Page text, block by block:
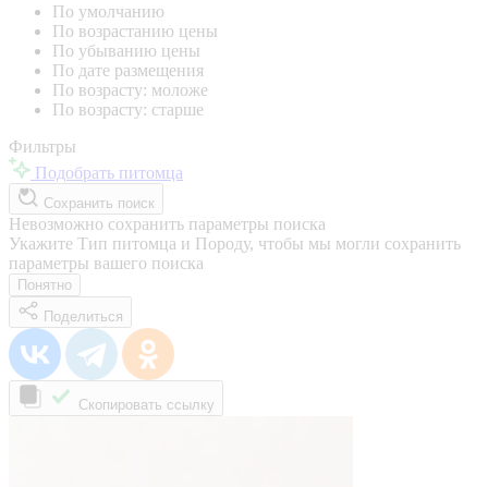
По умолчанию
По возрастанию цены
По убыванию цены
По дате размещения
По возрасту: моложе
По возрасту: старше
Фильтры
Подобрать питомца
Сохранить поиск
Невозможно сохранить параметры поиска
Укажите Тип питомца и Породу, чтобы мы могли сохранить
параметры вашего поиска
Понятно
Поделиться
Скопировать ссылку